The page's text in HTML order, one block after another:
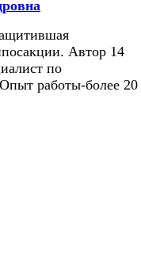
Автор 14
по
работы-более 20